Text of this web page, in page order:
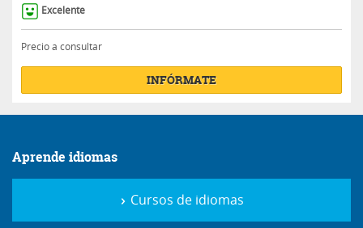
Excelente
Precio a consultar
INFÓRMATE
Aprende idiomas
Cursos de idiomas